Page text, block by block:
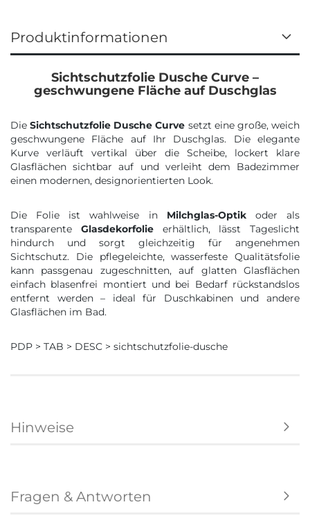
Produktinformationen
Sichtschutzfolie Dusche Curve –
geschwungene Fläche auf Duschglas
DieSichtschutzfolie Dusche Curve setzt eine große, weich
geschwungene Fläche auf Ihr Duschglas. Die elegante
Kurve verläuft vertikal über die Scheibe, lockert klare
Glasflächen sichtbar auf und verleiht dem Badezimmer
einen modernen, designorientierten Look.
Die Folie ist wahlweise in Milchglas-Optikoder als
transparente Glasdekorfolieerhältlich, lässt Tageslicht
hindurch und sorgt gleichzeitig für angenehmen
Sichtschutz. Die pflegeleichte, wasserfeste Qualitätsfolie
kann passgenau zugeschnitten, auf glatten Glasflächen
einfach blasenfrei montiert und bei Bedarf rückstandslos
entfernt werden – ideal für Duschkabinen und andere
Glasflächen im Bad.
PDP > TAB > DESC > sichtschutzfolie-dusche
Hinweise
Fragen & Antworten